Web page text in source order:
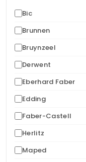
Bic
Brunnen
Bruynzeel
Derwent
Eberhard Faber
Edding
Faber-Castell
Herlitz
Maped